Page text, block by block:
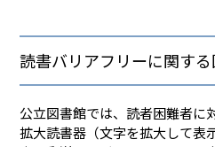
読書バリアフリーに関す
公立図書館では、読者困難者に
拡大読書器（文字を拡大して表